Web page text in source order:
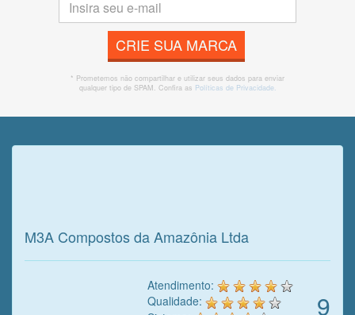
CRIE SUA MARCA
* Prometemos não compartilhar e utilizar seus dados para enviar
qualquer tipo de SPAM. Confira as Políticas de Privacidade.
M3A Compostos da Amazônia Ltda
9
Atendimento:
Qualidade: